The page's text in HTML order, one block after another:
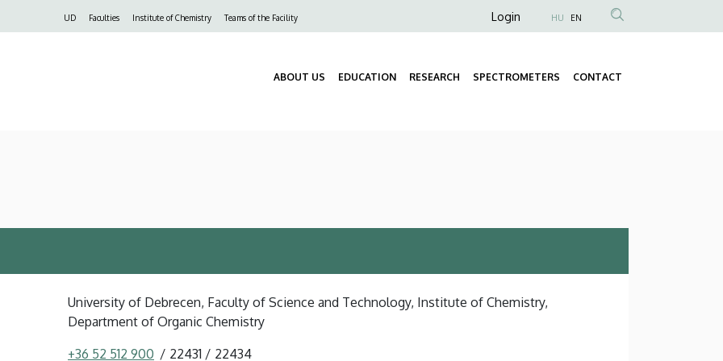
Felső
UD Faculties Institute of Chemistry Teams of the Facility
Anonim
menüje
Login HU EN
ABOUT US EDUCATION RESEARCH SPECTROMETERS CONTACT
University of Debrecen, Faculty of Science and Technology, Institute of Chemistry,
Department of Organic Chemistry
+36 52 512 900 22431 22434